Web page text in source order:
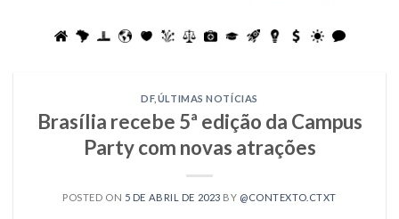
DF, ÚLTIMAS NOTÍCIAS
Brasília recebe 5ª edição da Campus
Party com novas atrações
POSTED ON 5 DE ABRIL DE 2023 BY @CONTEXTO.CTXT